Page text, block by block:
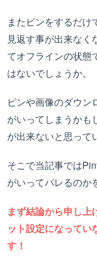
またピンをするだけ
見返す事が出来なく
てオフラインの状態
はないでしょうか。
ピンや画像のダウン
がいってしまうかも
が出来ないと思って
そこで当記事では
がいってバレるのか
まず結論から申し上
ット設定になってい
す！